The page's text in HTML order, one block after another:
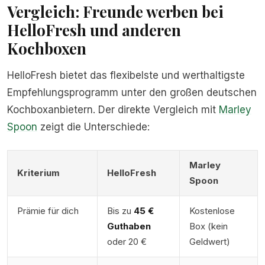
Vergleich: Freunde werben bei
HelloFresh und anderen
Kochboxen
HelloFresh bietet das flexibelste und werthaltigste
Empfehlungsprogramm unter den großen deutschen
Kochboxanbietern. Der direkte Vergleich mit Marley
Spoon zeigt die Unterschiede:
Kriterium HelloFresh
Marley
Spoon
Prämie für dich Bis zu 45 €
Guthaben
oder 20 €
Kostenlose
Box (kein
Geldwert)